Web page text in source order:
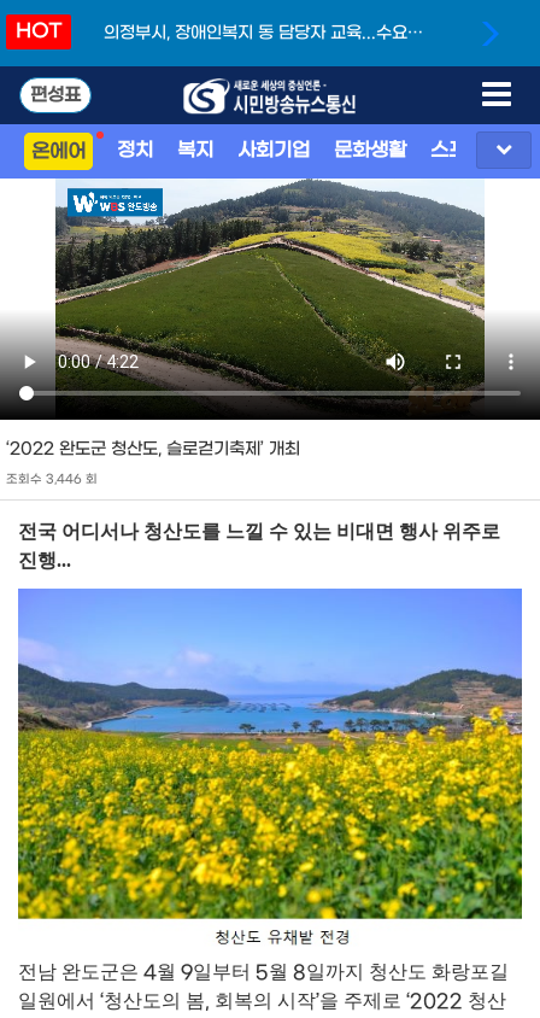
HOT
의정부시, 장애인복지 동 담당자 교육...수요자
편성표
온에어 정치 복지 사회기업 문화생활 스포츠 지
‘2022 완도군 청산도, 슬로걷기축제’ 개최
조회수 3,446 회
전국 어디서나 청산도를 느낄 수 있는 비대면 행사 위주로
진행...
전남 완도군은 4월 9일부터 5월 8일까지 청산도 화랑포길
일원에서 ‘청산도의 봄, 회복의 시작’을 주제로 ‘2022 청산